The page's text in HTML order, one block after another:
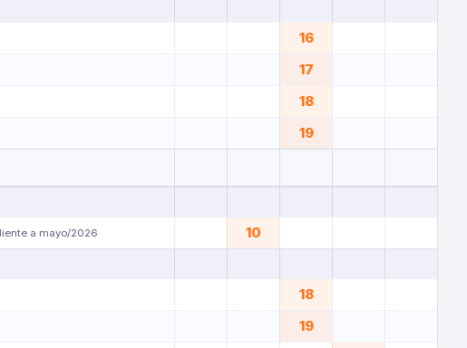
16
17
18
19
a mayo/2026 10
18
19